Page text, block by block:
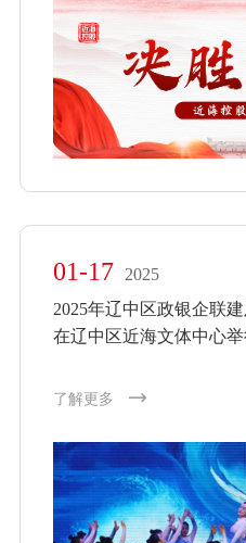
01-17
2025
2025年辽中区政银企联
在辽中区近海文体中心
了解更多